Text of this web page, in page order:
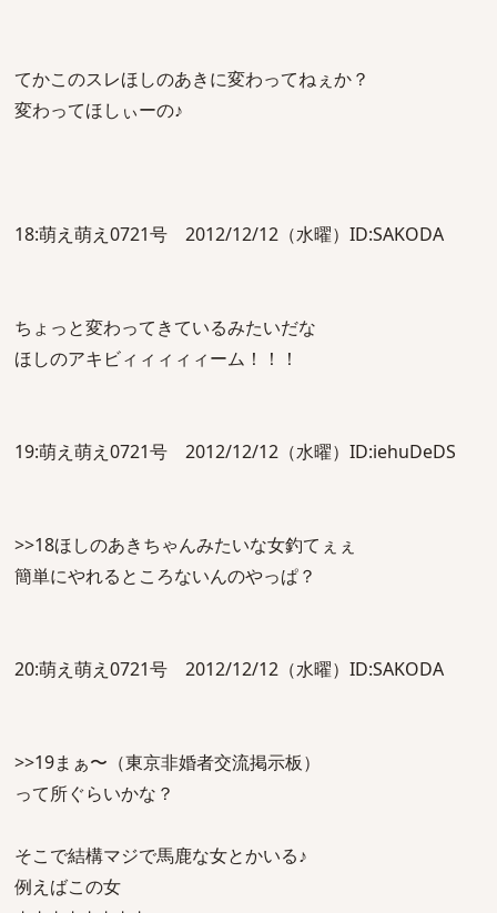
てかこのスレほしのあきに変わってねぇか？
変わってほしぃーの♪
18:萌え萌え0721号 2012/12/12（水曜）ID:SAKODA
ちょっと変わってきているみたいだな
ほしのアキビィィィィィーム！！！
19:萌え萌え0721号 2012/12/12（水曜）ID:iehuDeDS
>>18ほしのあきちゃんみたいな女釣てぇぇ
簡単にやれるところないんのやっぱ？
20:萌え萌え0721号 2012/12/12（水曜）ID:SAKODA
>>19まぁ〜（東京非婚者交流掲示板）
って所ぐらいかな？
そこで結構マジで馬鹿な女とかいる♪
例えばこの女